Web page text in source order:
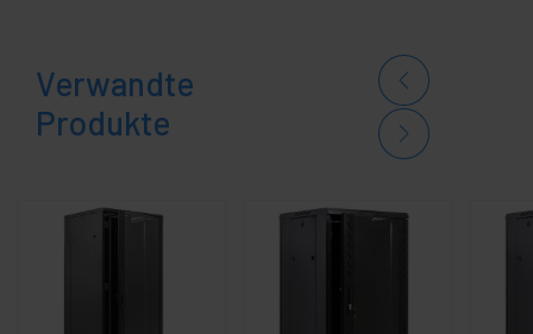
Verwandte
Produkte